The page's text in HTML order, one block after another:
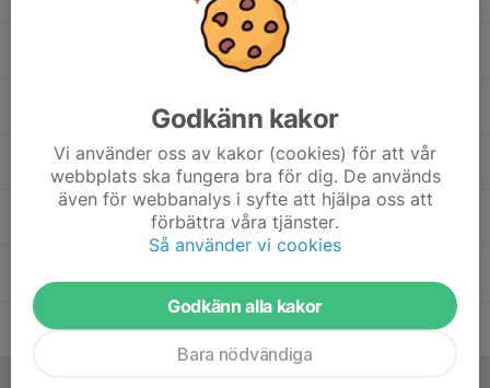
Maximilian Söderman
Melker Anglesjö
Måns Onmalm
Patchara Andersson Wuttiya
Godkänn kakor
Vi använder oss av kakor (cookies) för att vår
webbplats ska fungera bra för dig. De används
även för webbanalys i syfte att hjälpa oss att
förbättra våra tjänster.
Så använder vi cookies
Godkänn alla kakor
Bara nödvändiga